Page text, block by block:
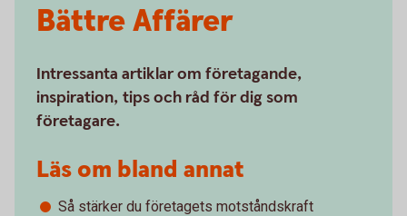
Bättre Affärer
Intressanta artiklar om företagande,
inspiration, tips och råd för dig som
företagare.
Läs om bland annat
Så stärker du företagets motståndskraft